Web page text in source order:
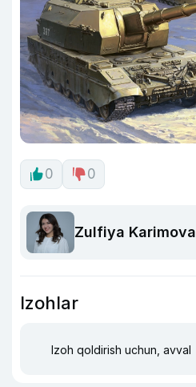
0 0
Zulfiya Karimova
Izohlar
Izoh qoldirish uchun, avval